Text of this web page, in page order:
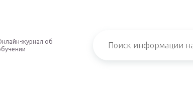
журнал об